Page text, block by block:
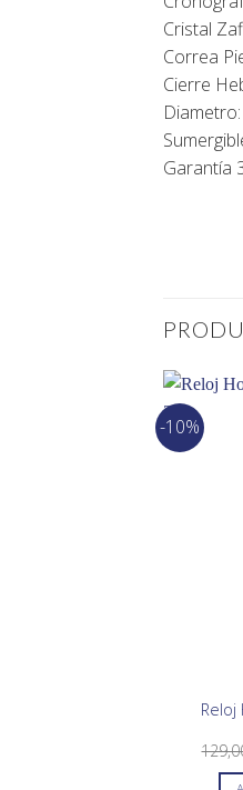
Cristal
Correa
Cierre
Garantía
-10%